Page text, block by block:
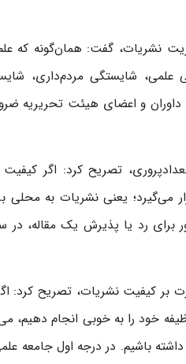
نشریات، گفت: همان‌گونه که
شایستگی مردم‌داری،
داوران و اعضای هیئت تحریریه
تصریح کرد: اگر
می‌گیرد؛ یعنی نشریات به محلی
برای رد یا پذیرش یک
بر کیفیت نشریات، تصریح کرد:
خود را به خوبی انجام دهیم،
باشیم. در درجه اول جامعه